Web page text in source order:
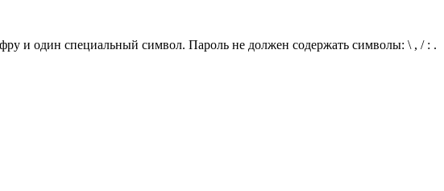
и один специальный символ. Пароль не должен содержать символы: \ , / : .